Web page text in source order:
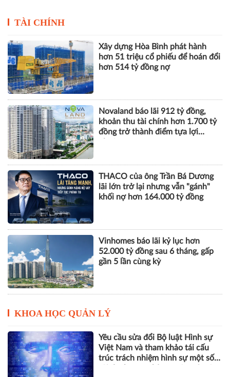
TÀI CHÍNH
Xây dựng Hòa Bình phát hành
hơn 51 triệu cổ phiếu để hoán đổi
hơn 514 tỷ đồng nợ
Novaland báo lãi 912 tỷ đồng,
khoản thu tài chính hơn 1.700 tỷ
đồng trở thành điểm tựa lợi
THACO của ông Trần Bá Dương
lãi lớn trở lại nhưng vẫn "gánh"
khối nợ hơn 164.000 tỷ đồng
Vinhomes báo lãi kỷ lục hơn
52.000 tỷ đồng sau 6 tháng, gấp
gần 5 lần cùng kỳ
KHOA HỌC QUẢN LÝ
Yêu cầu sửa đổi Bộ luật Hình sự
Việt Nam và tham khảo tái cấu
trúc trách nhiệm hình sự một số